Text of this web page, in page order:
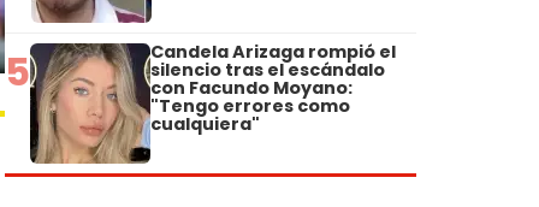
5 Candela Arizaga rompió el
silencio tras el escándalo
con Facundo Moyano:
"Tengo errores como
cualquiera"